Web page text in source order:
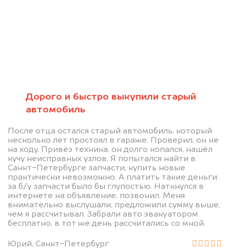
Дорого и быстро выкупили старый
автомобиль
После отца остался старый автомобиль, который
несколько лет простоял в гараже. Проверил, он не
на ходу. Привёз техника, он долго копался, нашёл
кучу неисправных узлов. Я попытался найти в
Санкт-Петербурге запчасти, купить новые
практически невозможно. А платить такие деньги
за б/у запчасти было бы глупостью. Наткнулся в
интернете на объявление, позвонил. Меня
внимательно выслушали, предложили сумму выше,
чем я рассчитывал. Забрали авто эвакуатором
бесплатно, в тот же день рассчитались со мной.
Юрий, Санкт-Петербург
Узнайте стоимость проблемного
автомобиля на разбор.
Мы купим ваше авто на 20.000 руб.
дороже, чем предлагают на
автоаукционах.